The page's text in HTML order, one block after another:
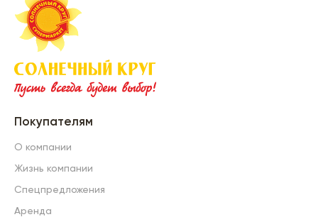
Покупателям
О компании
Жизнь компании
Спецпредложения
Аренда